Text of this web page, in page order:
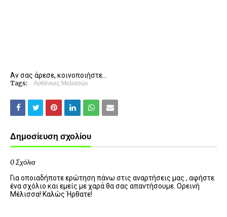
Αν σας άρεσε, κοινοποιήστε...
Tags: Ασθένειες Μελισσών
Δημοσίευση σχολίου
0 Σχόλια
Για οποιαδήποτε ερώτηση πάνω στις αναρτήσεις μας , αφήστε
ένα σχόλιο και εμείς με χαρά θα σας απαντήσουμε. Ορεινή
Μέλισσα! Καλώς Ήρθατε!